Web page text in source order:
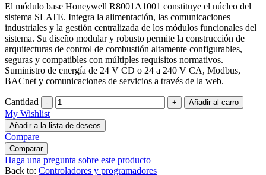
El módulo base Honeywell R8001A1001 constituye el núcleo del
sistema SLATE. Integra la alimentación, las comunicaciones
industriales y la gestión centralizada de los módulos funcionales del
sistema. Su diseño modular y robusto permite la construcción de
arquitecturas de control de combustión altamente configurables,
seguras y compatibles con múltiples requisitos normativos.
Suministro de energía de 24 V CD o 24 a 240 V CA, Modbus,
BACnet y comunicaciones de servicios a través de la web.
Cantidad - +
My Wishlist
Añadir a la lista de deseos
Compare
Comparar
Haga una pregunta sobre este producto
Back to: Controladores y programadores